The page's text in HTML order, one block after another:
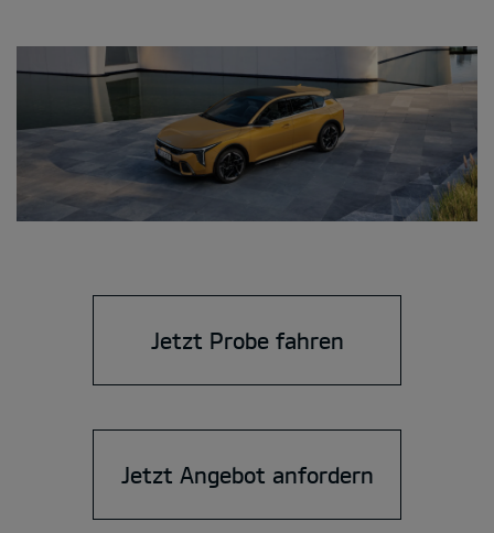
Jetzt Probe fahren
Jetzt Angebot anfordern